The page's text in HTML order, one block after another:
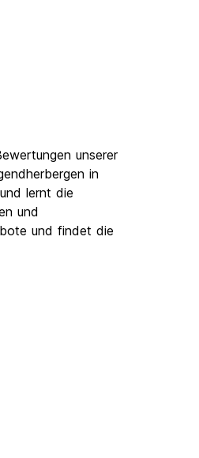
unserer
in
lernt die
und
und findet die